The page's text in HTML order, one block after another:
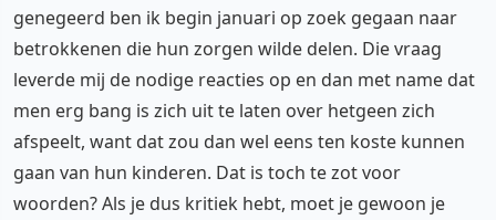
genegeerd ben ik begin januari op zoek gegaan naar
betrokkenen die hun zorgen wilde delen. Die vraag
leverde mij de nodige reacties op en dan met name dat
men erg bang is zich uit te laten over hetgeen zich
afspeelt, want dat zou dan wel eens ten koste kunnen
gaan van hun kinderen. Dat is toch te zot voor
woorden? Als je dus kritiek hebt, moet je gewoon je